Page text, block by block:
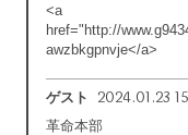
<a
href="http://
awzbkgpnvje</a>
ゲスト 2024.01.23
革命本部